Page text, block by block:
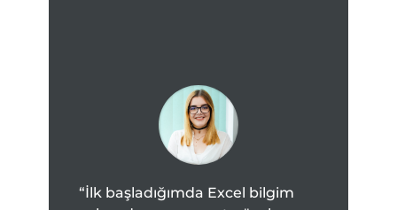
“İlk başladığımda Excel bilgim